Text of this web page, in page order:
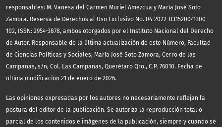
responsables: M. Vanesa del Carmen Muriel Amezcua y María José Soto
Zamora. Reserva de Derechos al Uso Exclusivo No. 04-2022-031520041300-
102, ISSN: 2954-3878, ambos otorgados por el Instituto Nacional del Derecho
de Autor. Responsable de la última actualización de este Número, Facultad
de Ciencias Políticas y Sociales, María José Soto Zamora, Cerro de las
Campanas, s/n, Col. Las Campanas, Querétaro Qro., C.P. 76010. Fecha de
última modificación 21 de enero de 2026.
Las opiniones expresadas por los autores no necesariamente reflejan la
postura del editor de la publicación. Se autoriza la reproducción total o
parcial de los contenidos e imágenes de la publicación, siempre y cuando se